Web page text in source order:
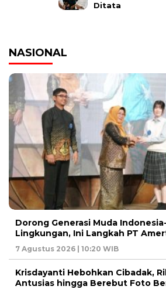
Ditata
NASIONAL
Dorong Generasi Muda
Lingkungan, Ini Langkah PT
7 Agustus 2026 | 10:20 WIB
Krisdayanti Hebohkan Cibadak,
Antusias hingga Berebut Foto